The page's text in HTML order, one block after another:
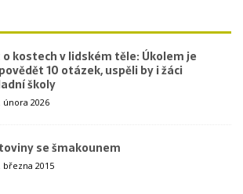
o kostech v lidském těle: Úkolem je
10 otázek, uspěli by i žáci
školy
února 2026
se šmakounem
března 2015